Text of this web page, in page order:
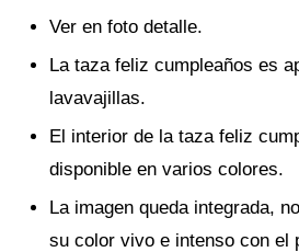
Ver en foto detalle.
La taza feliz cumpleaños es
lavavajillas.
El interior de la taza feliz
disponible en varios colores.
La imagen queda integrada,
su color vivo e intenso con el